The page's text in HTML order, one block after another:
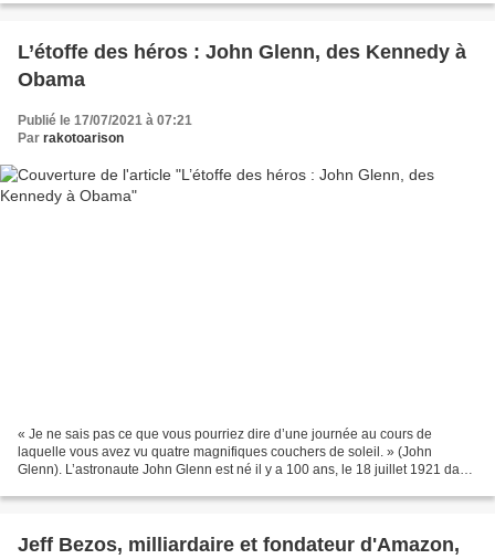
L’étoffe des héros : John Glenn, des Kennedy à
Obama
Publié le 17/07/2021 à 07:21
Par rakotoarison
« Je ne sais pas ce que vous pourriez dire d’une journée au cours de
laquelle vous avez vu quatre magnifiques couchers de soleil. » (John
Glenn). L’astronaute John Glenn est né il y a 100 ans, le 18 juillet 1921 dans
Jeff Bezos, milliardaire et fondateur d'Amazon,